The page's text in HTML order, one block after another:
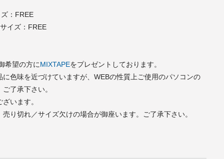
：FREE
イズ：FREE
希望の方にMIXTAPEをプレゼントしております。
に色味を近づけていますが、WEBの性質上ご使用のパソコンの
了承下さい。
います。
り切れ／サイズ欠けの場合が御座います。ご了承下さい。